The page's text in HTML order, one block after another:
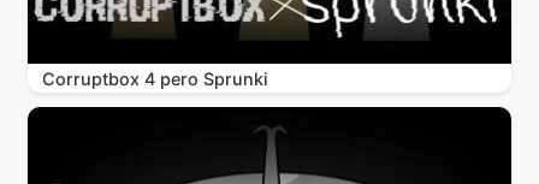
Corruptbox 4 pero Sprunki